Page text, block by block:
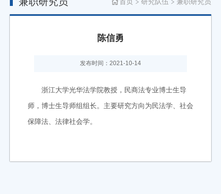
陈信勇
发布时间：2021-10-14
浙江大学光华法学院教授，民商法专业博士生导
师，博士生导师组组长。主要研究方向为民法学、社会
保障法、法律社会学。